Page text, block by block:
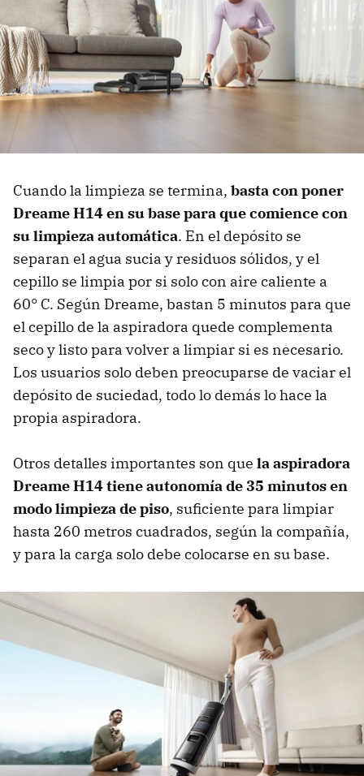
Cuando la limpieza se termina, basta con poner
Dreame H14 en su base para que comience con
su limpieza automática. En el depósito se
separan el agua sucia y residuos sólidos, y el
cepillo se limpia por si solo con aire caliente a
60° C. Según Dreame, bastan 5 minutos para que
el cepillo de la aspiradora quede complementa
seco y listo para volver a limpiar si es necesario.
Los usuarios solo deben preocuparse de vaciar el
depósito de suciedad, todo lo demás lo hace la
propia aspiradora.
Otros detalles importantes son que la aspiradora
Dreame H14 tiene autonomía de 35 minutos en
modo limpieza de piso, suficiente para limpiar
hasta 260 metros cuadrados, según la compañía,
y para la carga solo debe colocarse en su base.